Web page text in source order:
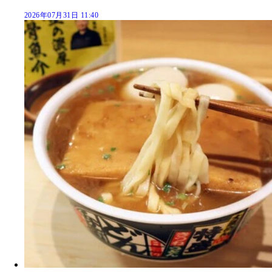
2026年07月31日 11:40